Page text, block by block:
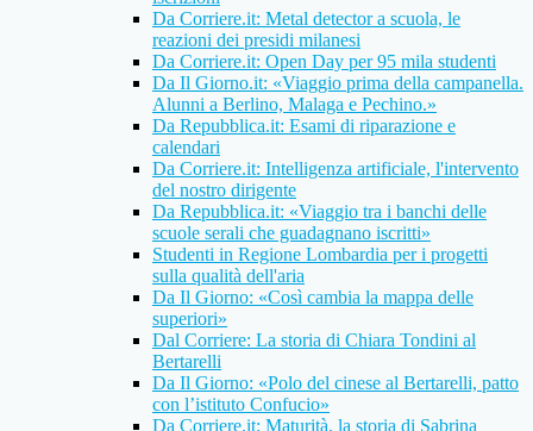
Da Corriere.it: Metal detector a scuola, le
reazioni dei presidi milanesi
Da Corriere.it: Open Day per 95 mila studenti
Da Il Giorno.it: «Viaggio prima della campanella.
Alunni a Berlino, Malaga e Pechino.»
Da Repubblica.it: Esami di riparazione e
calendari
Da Corriere.it: Intelligenza artificiale, l'intervento
del nostro dirigente
Da Repubblica.it: «Viaggio tra i banchi delle
scuole serali che guadagnano iscritti»
Studenti in Regione Lombardia per i progetti
sulla qualità dell'aria
Da Il Giorno: «Così cambia la mappa delle
superiori»
Dal Corriere: La storia di Chiara Tondini al
Bertarelli
Da Il Giorno: «Polo del cinese al Bertarelli, patto
con l’istituto Confucio»
Da Corriere.it: Maturità, la storia di Sabrina